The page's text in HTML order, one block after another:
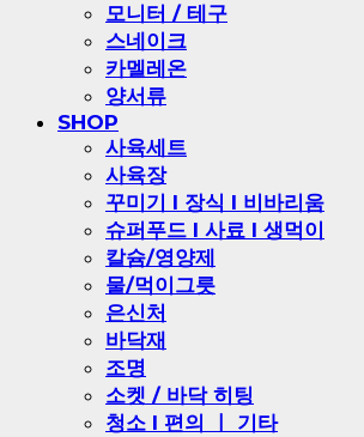
모니터 / 테구
스네이크
카멜레온
양서류
SHOP
사육세트
사육장
꾸미기 l 장식 l 비바리움
슈퍼푸드 l 사료 l 생먹이
칼슘/영양제
물/먹이그릇
은신처
바닥재
조명
소켓 / 바닥 히팅
청소 l 편의 ㅣ 기타